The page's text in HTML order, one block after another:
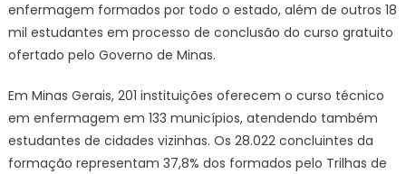
do
Trilhas
se
destaca
no
enfermagem formados por todo o estado, além de outros 18
mil estudantes em processo de conclusão do curso gratuito
ofertado pelo Governo de Minas.
Em Minas Gerais, 201 instituições oferecem o curso técnico
em enfermagem em 133 municípios, atendendo também
estudantes de cidades vizinhas. Os 28.022 concluintes da
formação representam 37,8% dos formados pelo Trilhas de